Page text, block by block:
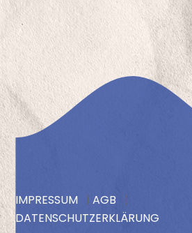
IMPRESSUM |AGB |
DATENSCHUTZERKLÄRUNG